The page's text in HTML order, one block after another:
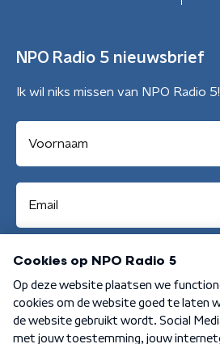
NPO Radio 5 nieuwsbrief
Ik wil niks missen van NPO Radio 5!
Aanmelden
Algemene voorwaarden